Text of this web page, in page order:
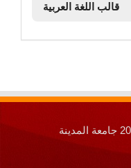
قالب اللغة العربية
جميع الحقوق محفوظة © 2026 جامعة المدينة